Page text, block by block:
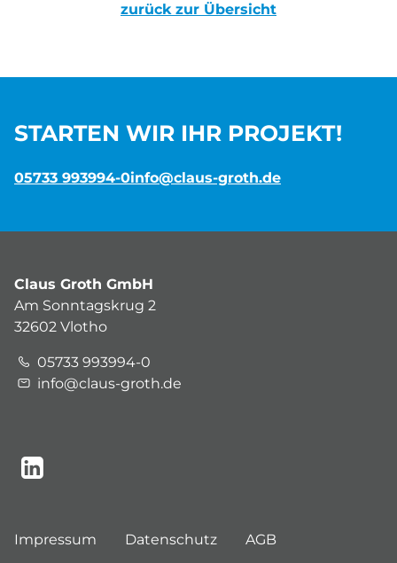
zurück zur Übersicht
STARTEN WIR IHR PROJEKT!
05733 993994-0info@claus-groth.de
Claus Groth GmbH
Am Sonntagskrug 2
32602 Vlotho
05733 993994-0
info@claus-groth.de
Impressum Datenschutz AGB